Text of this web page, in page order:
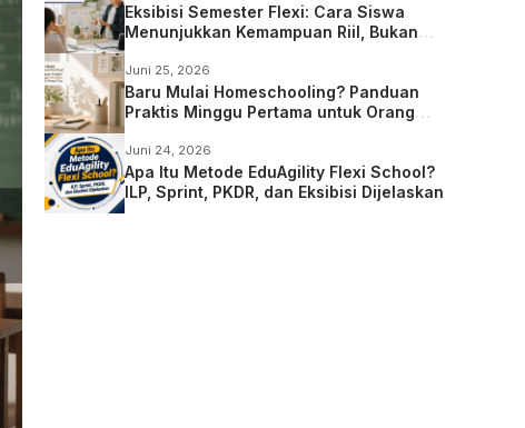
Eksibisi Semester Flexi: Cara Siswa
Menunjukkan Kemampuan Riil, Bukan
Juni 25, 2026
Baru Mulai Homeschooling? Panduan
Praktis Minggu Pertama untuk Orang
Juni 24, 2026
Apa Itu Metode EduAgility Flexi School?
ILP, Sprint, PKDR, dan Eksibisi Dijelaskan